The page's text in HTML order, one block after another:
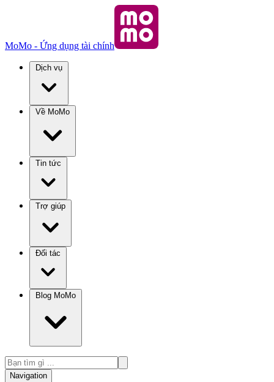
MoMo - Ứng dụng tài chính
Dịch vụ
Về MoMo
Tin tức
Trợ giúp
Đối tác
Blog MoMo
Navigation